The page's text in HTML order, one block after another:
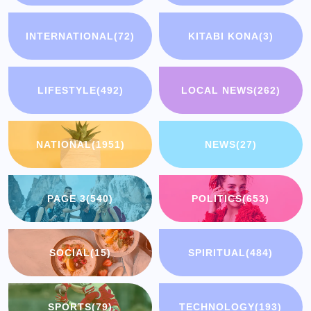
INTERNATIONAL(72) KITABI KONA(3)
LIFESTYLE(492) LOCAL NEWS(262)
NATIONAL(1951) NEWS(27)
PAGE 3(540) POLITICS(653)
SOCIAL(15) SPIRITUAL(484)
SPORTS(79) TECHNOLOGY(193)